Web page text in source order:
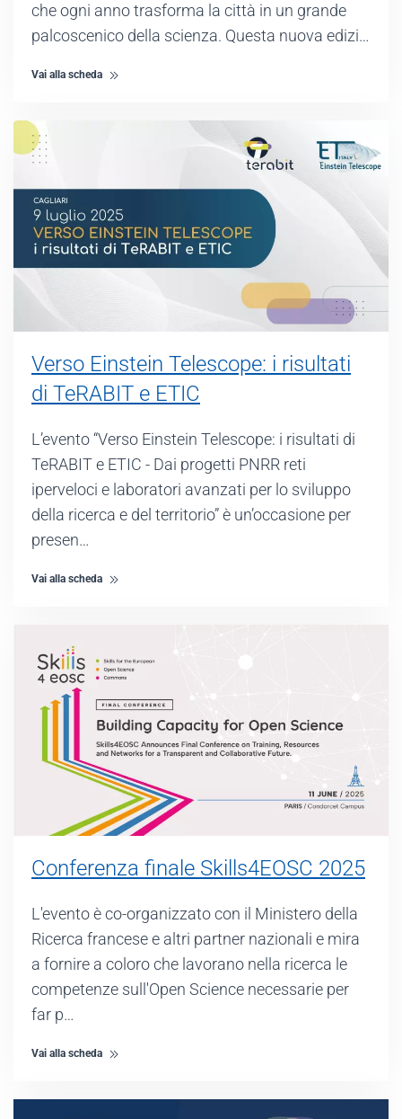
che ogni anno trasforma la città in un grande
palcoscenico della scienza. Questa nuova edizi…
Vai alla scheda
Verso Einstein Telescope: i risultati
di TeRABIT e ETIC
L’evento “Verso Einstein Telescope: i risultati di
TeRABIT e ETIC - Dai progetti PNRR reti
iperveloci e laboratori avanzati per lo sviluppo
della ricerca e del territorio” è un’occasione per
presen…
Vai alla scheda
Conferenza finale Skills4EOSC 2025
L'evento è co-organizzato con il Ministero della
Ricerca francese e altri partner nazionali e mira
a fornire a coloro che lavorano nella ricerca le
competenze sull'Open Science necessarie per
far p…
Vai alla scheda